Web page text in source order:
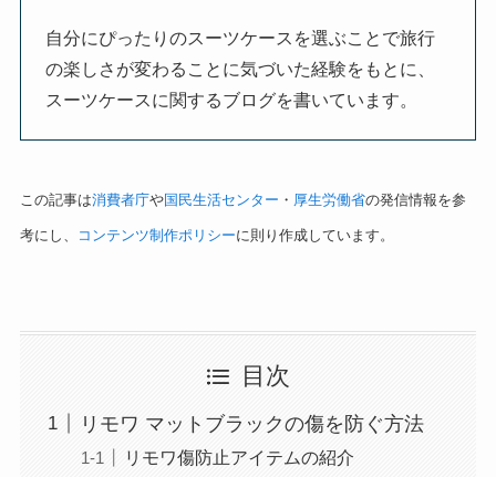
自分にぴったりのスーツケースを選ぶことで旅行
の楽しさが変わることに気づいた経験をもとに、
スーツケースに関するブログを書いています。
この記事は消費者庁や国民生活センター ・ 厚生労働省の発信情報を参
考にし、 コンテンツ制作ポリシーに則り作成しています。
目次
リモワ マットブラックの傷を防ぐ方法
リモワ傷防止アイテムの紹介